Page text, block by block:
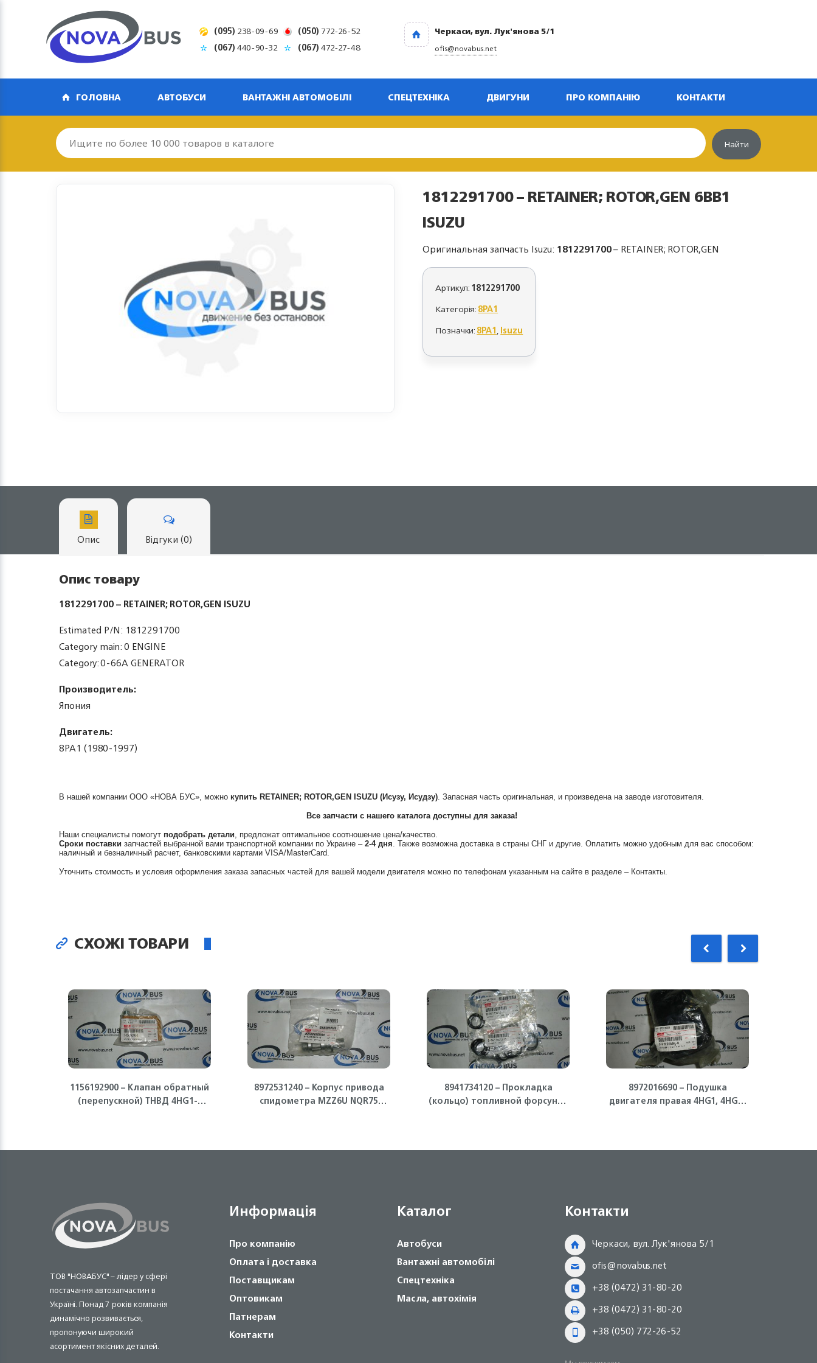
(095) 238-09-69 (050) 772-26-52
(067)440-90-32 (067)472-27-48
Черкаси, вул. Лук'янова 5/1
ofis@novabus.net
ГОЛОВНА АВТОБУСИ ВАНТАЖНІ АВТОМОБІЛІ СПЕЦТЕХНІКА ДВИГУНИ ПРО КОМПАНІЮ КОНТАКТИ
Найти
1812291700 – RETAINER; ROTOR,GEN 6BB1
ISUZU
Оригинальная запчасть Isuzu: 1812291700– RETAINER; ROTOR,GEN
Артикул:1812291700
Категорія:8PA1
Позначки:8PA1,Isuzu
Опис Відгуки (0)
Опис товару
1812291700 – RETAINER; ROTOR,GEN ISUZU
Estimated P/N: 1812291700
Category main: 0 ENGINE
Category: 0-66A GENERATOR
Производитель:
Япония
Двигатель:
8PA1 (1980-1997)
В нашей компании ООО «НОВА БУС», можно купить RETAINER; ROTOR,GEN ISUZU (Исузу, Исудзу). Запасная часть оригинальная, и произведена на заводе изготовителя.
Все запчасти с нашего каталога доступны для заказа!
Наши специалисты помогут подобрать детали, предложат оптимальное соотношение цена/качество.
Сроки поставки запчастей выбранной вами транспортной компании по Украине – 2-4 дня. Также возможна доставка в страны СНГ и другие. Оплатить можно удобным для вас способом:
наличный и безналичный расчет, банковскими картами VISA/MasterCard.
Уточнить стоимость и условия оформления заказа запасных частей для вашей модели двигателя можно по телефонам указанным на сайте в разделе – Контакты.
СХОЖІ ТОВАРИ
1156192900 – Клапан обратный
(перепускной) ТНВД 4HG1-T
8972531240 – Корпус привода
спидометра MZZ6U NQR75
8941734120 – Прокладка
(кольцо) топливной форсунки
8972016690 – Подушка
двигателя правая 4HG1, 4HG1-
ТОВ "НОВАБУС" – лідер у сфері
постачання автозапчастин в
Україні. Понад 7 років компанія
динамічно розвивається,
пропонуючи широкий
асортимент якісних деталей.
Информація
Про компанію
Оплата і доставка
Поставщикам
Оптовикам
Патнерам
Контакти
Каталог
Автобуси
Вантажні автомобілі
Спецтехніка
Масла, автохімія
Контакти
Черкаси, вул. Лук'янова 5/1
ofis@novabus.net
+38 (0472) 31-80-20
+38 (0472) 31-80-20
+38 (050) 772-26-52